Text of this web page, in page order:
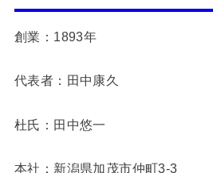
創業：1893年
代表者：田中康久
杜氏：田中悠一
本社：新潟県加茂市仲町3-3